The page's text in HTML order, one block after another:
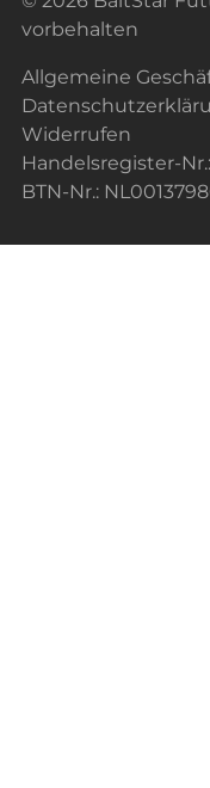
vorbehalten
Allgemeine
Widerrufen
Handelsregister-
BTN-Nr.: